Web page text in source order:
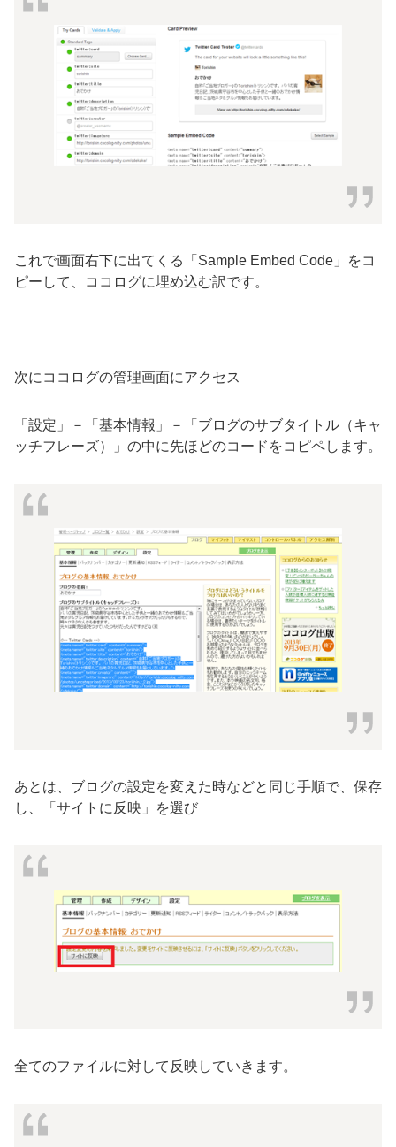
これで画面右下に出てくる「Sample Embed Code」をコ
ピーして、ココログに埋め込む訳です。
次にココログの管理画面にアクセス
「設定」－「基本情報」－「ブログのサブタイトル（キャ
ッチフレーズ）」の中に先ほどのコードをコピペします。
あとは、ブログの設定を変えた時などと同じ手順で、保存
し、「サイトに反映」を選び
全てのファイルに対して反映していきます。